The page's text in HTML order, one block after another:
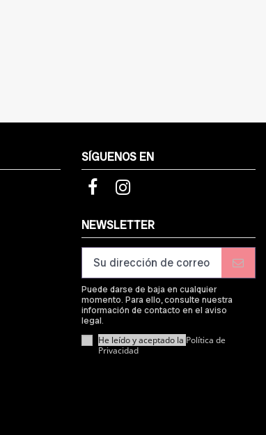
SÍGUENOS EN
NEWSLETTER
Puede darse de baja en cualquier
momento. Para ello, consulte nuestra
información de contacto en el aviso
legal.
He leído y aceptado la Política de
Privacidad